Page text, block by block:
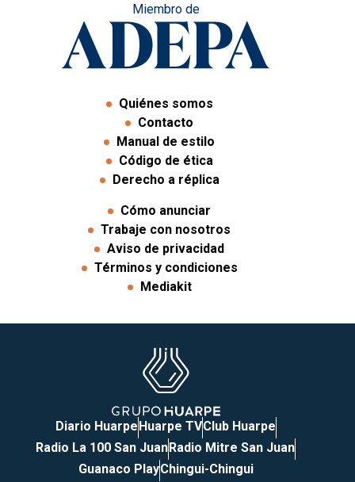
Miembro de
Quiénes somos
Contacto
Manual de estilo
Código de ética
Derecho a réplica
Cómo anunciar
Trabaje con nosotros
Aviso de privacidad
Términos y condiciones
Mediakit
Diario HuarpeHuarpe TVClub Huarpe
Radio La 100 San JuanRadio Mitre San Juan
Guanaco PlayChingui-Chingui